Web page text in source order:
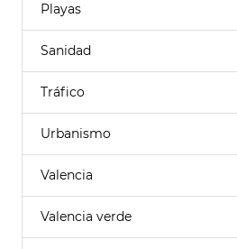
Playas
Sanidad
Tráfico
Urbanismo
Valencia
Valencia verde